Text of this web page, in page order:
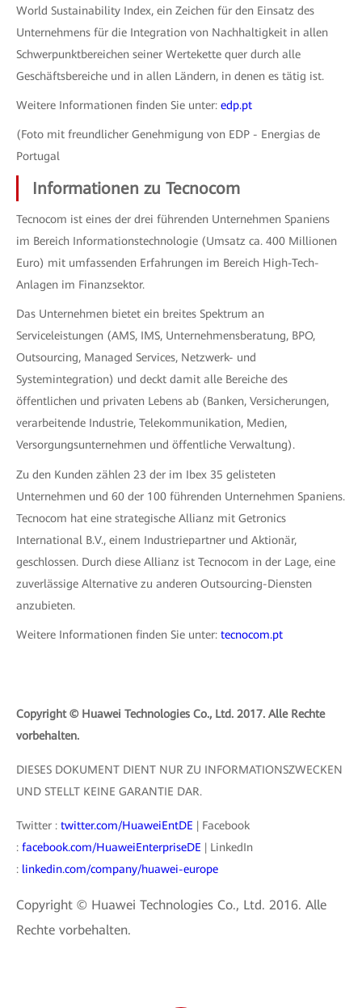
World Sustainability Index, ein Zeichen für den Einsatz des
Unternehmens für die Integration von Nachhaltigkeit in allen
Schwerpunktbereichen seiner Wertekette quer durch alle
Geschäftsbereiche und in allen Ländern, in denen es tätig ist.
Weitere Informationen finden Sie unter: edp.pt
(Foto mit freundlicher Genehmigung von EDP - Energias de
Portugal
Informationen zu Tecnocom
Tecnocom ist eines der drei führenden Unternehmen Spaniens
im Bereich Informationstechnologie (Umsatz ca. 400 Millionen
Euro) mit umfassenden Erfahrungen im Bereich High-Tech-
Anlagen im Finanzsektor.
Das Unternehmen bietet ein breites Spektrum an
Serviceleistungen (AMS, IMS, Unternehmensberatung, BPO,
Outsourcing, Managed Services, Netzwerk- und
Systemintegration) und deckt damit alle Bereiche des
öffentlichen und privaten Lebens ab (Banken, Versicherungen,
verarbeitende Industrie, Telekommunikation, Medien,
Versorgungsunternehmen und öffentliche Verwaltung).
Zu den Kunden zählen 23 der im Ibex 35 gelisteten
Unternehmen und 60 der 100 führenden Unternehmen Spaniens.
Tecnocom hat eine strategische Allianz mit Getronics
International B.V., einem Industriepartner und Aktionär,
geschlossen. Durch diese Allianz ist Tecnocom in der Lage, eine
zuverlässige Alternative zu anderen Outsourcing-Diensten
anzubieten.
Weitere Informationen finden Sie unter: tecnocom.pt
Copyright © Huawei Technologies Co., Ltd. 2017. Alle Rechte
vorbehalten.
DIESES DOKUMENT DIENT NUR ZU INFORMATIONSZWECKEN
UND STELLT KEINE GARANTIE DAR.
Twitter : twitter.com/HuaweiEntDE | Facebook
: facebook.com/HuaweiEnterpriseDE | LinkedIn
: linkedin.com/company/huawei-europe
Copyright © Huawei Technologies Co., Ltd. 2016. Alle
Rechte vorbehalten.